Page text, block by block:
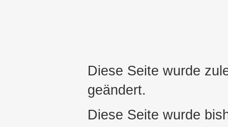
Diese Seite wurde
geändert.
Diese Seite wurde